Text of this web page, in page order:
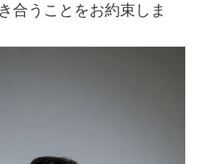
合うことをお約束しま